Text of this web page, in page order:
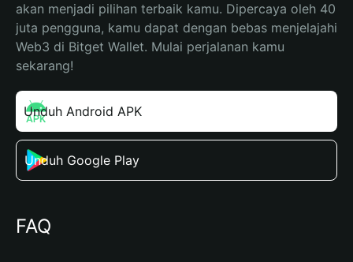
akan menjadi pilihan terbaik kamu. Dipercaya oleh 40
juta pengguna, kamu dapat dengan bebas menjelajahi
Web3 di Bitget Wallet. Mulai perjalanan kamu
sekarang!
Unduh Android APK
Unduh Google Play
FAQ